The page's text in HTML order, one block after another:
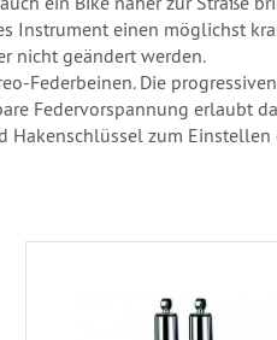
Instrument einen möglichst
nicht geändert werden.
Federbeinen. Die
Federvorspannung erlaubt
Hakenschlüssel zum Einstellen